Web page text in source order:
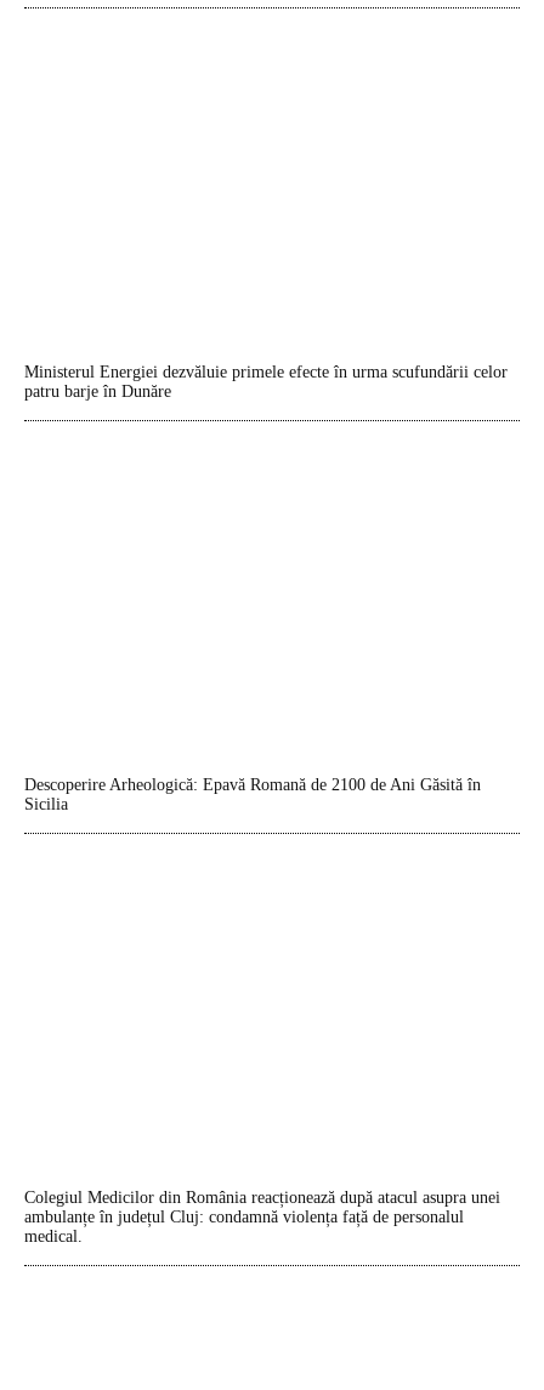
Ministerul Energiei dezvăluie primele efecte în urma scufundării celor
patru barje în Dunăre
Descoperire Arheologică: Epavă Romană de 2100 de Ani Găsită în
Sicilia
Colegiul Medicilor din România reacționează după atacul asupra unei
ambulanțe în județul Cluj: condamnă violența față de personalul
medical.